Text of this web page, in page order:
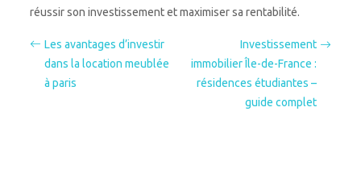
réussir son investissement et maximiser sa rentabilité.
Les avantages d’investir
dans la location meublée
à paris
Investissement
immobilier Île-de-France :
résidences étudiantes –
guide complet